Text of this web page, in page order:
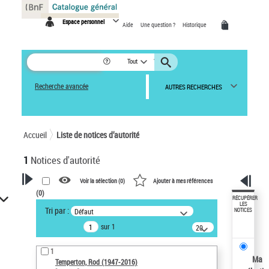
Espace personnel Aide Une question ? Historique
Tout
Recherche avancée AUTRES RECHERCHES
Accueil Liste de notices d’autorité
1 Notices d'autorité
VOTRE RECHERCHE
Recherche avancée dans les
notices d’autorité
Œuvres liées à l'auteur :
Temperton, Rod (1947-2016)
Voir la sélection (0) Ajouter à mes références
(0)
Tri par : Défaut
sur 1
20
résultats/page
1
Temperton, Rod (1947-2016)
RÉCUPÉRER
LES
NOTICES
Ma
Panneau de gestion des cookies